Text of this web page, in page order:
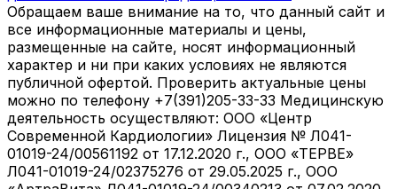
Обращаем ваше внимание на то, что данный сайт и
все информационные материалы и цены,
размещенные на сайте, носят информационный
характер и ни при каких условиях не являются
публичной офертой. Проверить актуальные цены
можно по телефону +7(391)205-33-33 Медицинскую
деятельность осуществляют: ООО «Центр
Современной Кардиологии» Лицензия № Л041-
01019-24/00561192 от 17.12.2020 г., ООО «ТЕРВЕ»
Л041-01019-24/02375276 от 29.05.2025 г., ООО